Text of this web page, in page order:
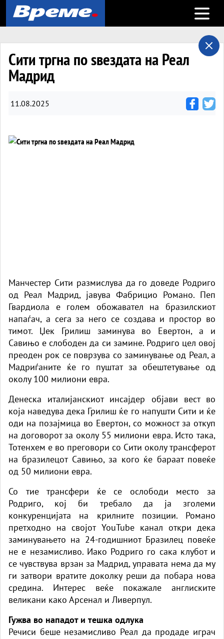
Open
Сити тргна по ѕвездата на Реал
Мадрид
11.08.2025
Манчестер Сити размислува да го доведе Родриго
од Реал Мадрид, јавува Фабрицио Романо. Пеп
Гвардиола е голем обожавател на бразилскиот
напаѓач, а сега за него се создава и простор во
тимот. Џек Грилиш заминува во Евертон, а и
Савињо е слободен да си замине. Родриго цел овој
преоден рок се поврзува со заминување од Реал, а
Мадриѓаните ќе го пуштат за обештетување од
околу 100 милиони евра.
Денеска италијанскиот инсајдер објави вест во
која наведува дека Грилиш ќе го напушти Сити и ќе
оди на позајмица во Евертон, со можност за откуп
на договорот за околу 55 милиони евра. Исто така,
Тотенхем е во преговори со Сити околу трансферот
на бразилецот Савињо, за кого ќе бараат повеќе
од 50 милиони евра.
Со тие трансфери ќе се ослободи место за
Родриго, кој би требало да ја зголеми
конкуренцијата на крилните позиции. Романо
претходно на својот YouTube канал откри дека
заминувањето на 24-годишниот Бразилец повеќе
не е незамисливо. Иако Родриго го сака клубот и
се чувствува врзан за Мадрид, управата нема да му
ги затвори вратите доколку реши да побара нова
средина. Интерес веќе покажале англиските
великани како Арсенал и Ливерпул.
Гужва во нападот и тешка одлука
Речиси беше незамисливо Реал да продаде играч